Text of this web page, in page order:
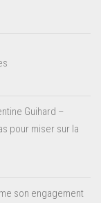
Guihard –
pour miser sur la
son engagement